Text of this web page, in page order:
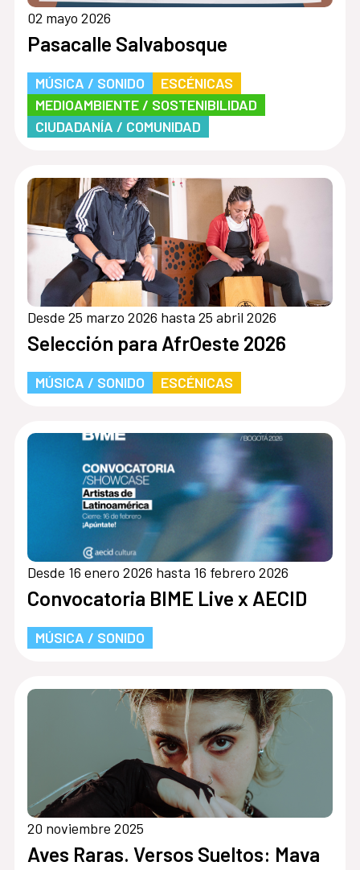
02 mayo 2026
Pasacalle Salvabosque
MÚSICA / SONIDO
ESCÉNICAS
MEDIOAMBIENTE / SOSTENIBILIDAD
CIUDADANÍA / COMUNIDAD
Desde 25 marzo 2026 hasta 25 abril 2026
Selección para AfrOeste 2026
MÚSICA / SONIDO ESCÉNICAS
Desde 16 enero 2026 hasta 16 febrero 2026
Convocatoria BIME Live x AECID
MÚSICA / SONIDO
20 noviembre 2025
Aves Raras. Versos Sueltos: Mava